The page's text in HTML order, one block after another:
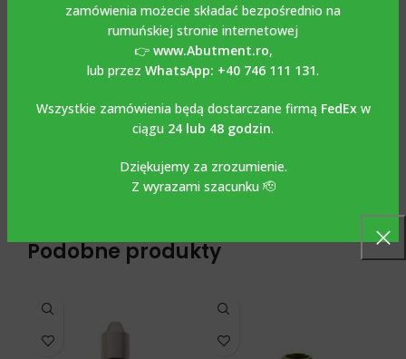
zamówienia możecie składać bezpośrednio na
rumuńskiej stronie internetowej
👉 www.Abutment.ro,
lub przez WhatsApp: +40 746 111 131.
Wszystkie zamówienia będą dostarczane firmą FedExw
ciągu 24 lub 48 godzin.
Dziękujemy za zrozumienie.
Z wyrazami szacunku 🫡
Locator Multi-Unit + zestaw zszywek (metalowa obudowa
+ teflon) może być stosowany zarówno do
multi-unit
jak i domulti-unit kątowych.
Do wkręcenia locatora potrzebny jest klucz do locatora,
który można znaleźć w kategorii Śrubokręty – Drivery.
Podobne produkty